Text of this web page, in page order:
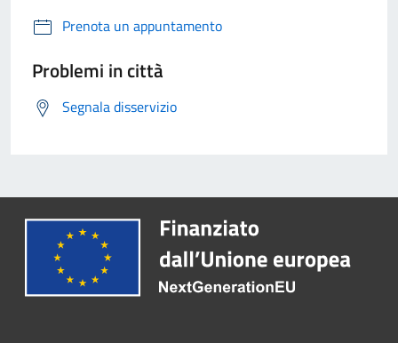
Prenota un appuntamento
Problemi in città
Segnala disservizio